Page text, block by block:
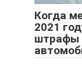
Когда
2021
штрафы